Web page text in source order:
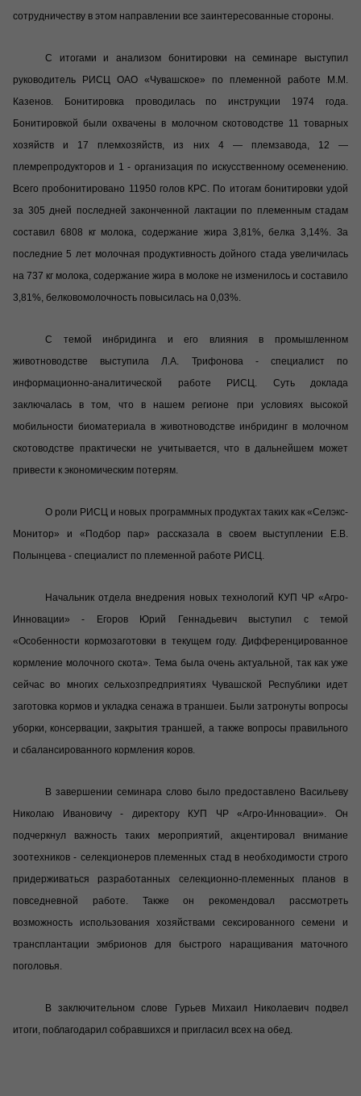
сотрудничеству в этом направлении все заинтересованные стороны.
С итогами и анализом бонитировки на семинаре выступил
руководитель РИСЦ ОАО «Чувашское» по племенной работе М.М.
Казенов. Бонитировка проводилась по инструкции 1974 года.
Бонитировкой были охвачены в молочном скотоводстве 11 товарных
хозяйств и 17 племхозяйств, из них 4 — племзавода, 12 —
племрепродукторов и 1 - организация по искусственному осеменению.
Всего пробонитировано 11950 голов КРС. По итогам бонитировки удой
за 305 дней последней законченной лактации по племенным стадам
составил 6808 кг молока, содержание жира 3,81%, белка 3,14%. За
последние 5 лет молочная продуктивность дойного стада увеличилась
на 737 кг молока, содержание жира в молоке не изменилось и составило
3,81%, белковомолочность повысилась на 0,03%.
С темой инбридинга и его влияния в промышленном
животноводстве выступила Л.А. Трифонова - специалист по
информационно-аналитической работе РИСЦ. Суть доклада
заключалась в том, что в нашем регионе при условиях высокой
мобильности биоматериала в животноводстве инбридинг в молочном
скотоводстве практически не учитывается, что в дальнейшем может
привести к экономическим потерям.
О роли РИСЦ и новых программных продуктах таких как «Селэкс-
Монитор» и «Подбор пар» рассказала в своем выступлении Е.В.
Полынцева - специалист по племенной работе РИСЦ.
Начальник отдела внедрения новых технологий КУП ЧР «Агро-
Инновации» - Егоров Юрий Геннадьевич выступил с темой
«Особенности кормозаготовки в текущем году. Дифференцированное
кормление молочного скота». Тема была очень актуальной, так как уже
сейчас во многих сельхозпредприятиях Чувашской Республики идет
заготовка кормов и укладка сенажа в траншеи. Были затронуты вопросы
уборки, консервации, закрытия траншей, а также вопросы правильного
и сбалансированного кормления коров.
В завершении семинара слово было предоставлено Васильеву
Николаю Ивановичу - директору КУП ЧР «Агро-Инновации». Он
подчеркнул важность таких мероприятий, акцентировал внимание
зоотехников - селекционеров племенных стад в необходимости строго
придерживаться разработанных селекционно-племенных планов в
повседневной работе. Также он рекомендовал рассмотреть
возможность использования хозяйствами сексированного семени и
трансплантации эмбрионов для быстрого наращивания маточного
поголовья.
В заключительном слове Гурьев Михаил Николаевич подвел
итоги, поблагодарил собравшихся и пригласил всех на обед.